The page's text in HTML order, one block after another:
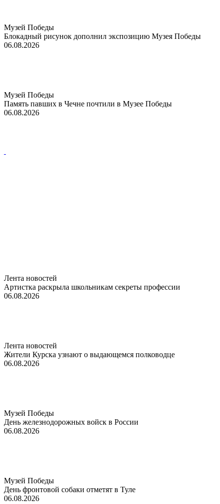
Музей Победы
Блокадный рисунок дополнил экспозицию Музея Победы
06.08.2026
Музей Победы
Память павших в Чечне почтили в Музее Победы
06.08.2026
Лента новостей
Артистка раскрыла школьникам секреты профессии
06.08.2026
Лента новостей
Жители Курска узнают о выдающемся полководце
06.08.2026
Музей Победы
День железнодорожных войск в России
06.08.2026
Музей Победы
День фронтовой собаки отметят в Туле
06.08.2026